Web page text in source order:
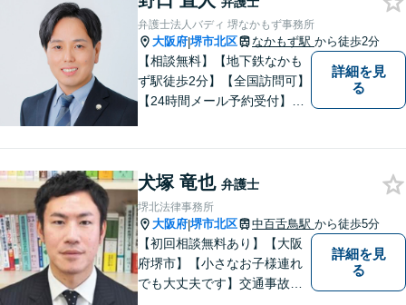
弁護士法人バディ 堺なかもず事務所
大阪府|堺市北区 なかもず駅 から徒歩2分
【相談無料】【地下鉄なかも
ず駅徒歩2分】【全国訪問可】
【24時間メール予約受付】
ます。
詳細を見
る
犬塚 竜也 弁護士
堺北法律事務所
大阪府|堺市北区 中百舌鳥駅 から徒歩5分
【初回相談無料あり】【大阪
府堺市】【小さなお子様連れ
でも大丈夫です】交通事故、
詳細を見
る